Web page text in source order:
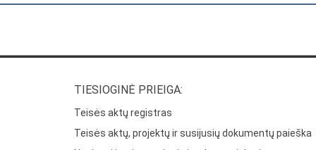
TIESIOGINĖ PRIEIGA:
Teisės aktų registras
Teisės aktų, projektų ir susijusių dokumentų paieška